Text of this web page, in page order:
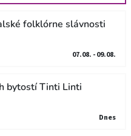
folklórne slávnosti
07.08. - 09.08.
bytostí Tinti Linti
Dnes